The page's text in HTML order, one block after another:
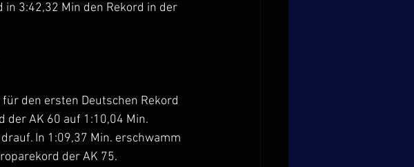
3:42,32 Min den Rekord in der
den ersten Deutschen Rekord
der AK 60 auf 1:10,04 Min.
In 1:09,37 Min. erschwamm
der AK 75.